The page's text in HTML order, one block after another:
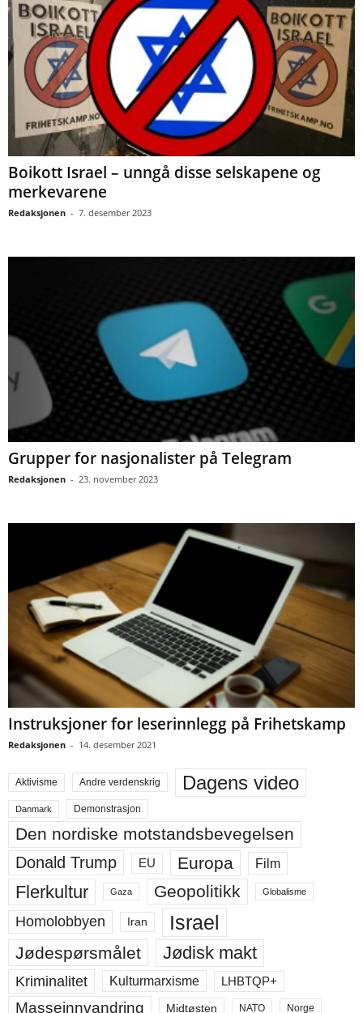
Boikott Israel – unngå disse selskapene og
merkevarene
Redaksjonen - 7. desember 2023
Grupper for nasjonalister på Telegram
Redaksjonen - 23. november 2023
Instruksjoner for leserinnlegg på Frihetskamp
Redaksjonen - 14. desember 2021
Aktivisme Andre verdenskrig Dagens video
Danmark Demonstrasjon
Den nordiske motstandsbevegelsen
Donald Trump EU Europa Film
Flerkultur Gaza Geopolitikk Globalisme
Homolobbyen Iran Israel
Jødespørsmålet Jødisk makt
Kriminalitet Kulturmarxisme LHBTQP+
Masseinnvandring Midtøsten NATO Norge